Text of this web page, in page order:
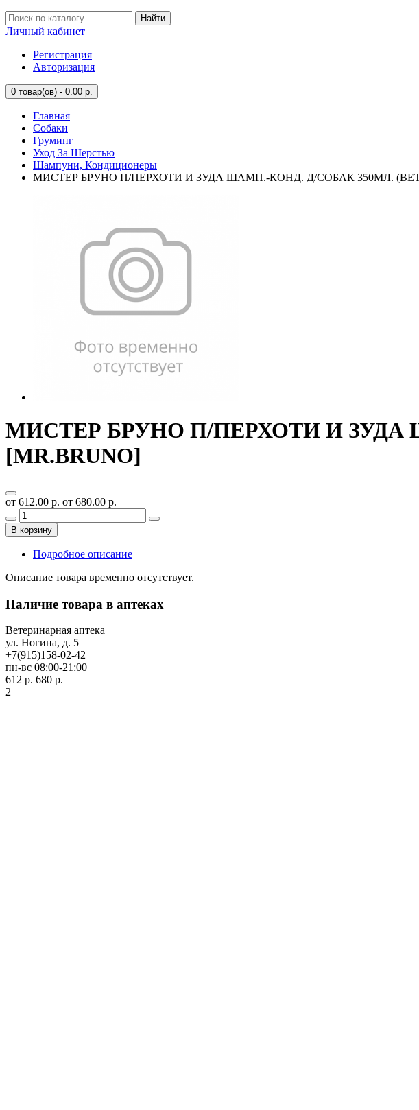
Найти
Личный кабинет
Регистрация
Авторизация
0 товар(ов) - 0.00 р.
Главная
Собаки
Груминг
Уход За Шерстью
Шампуни, Кондиционеры
МИСТЕР БРУНО П/ПЕРХОТИ И ЗУДА ШАМП.-КОНД. Д/СОБАК 350МЛ.
МИСТЕР БРУНО П/ПЕРХОТИ И ЗУДА
[MR.BRUNO]
от 612.00 р. от 680.00 р.
В корзину
Подробное описание
Описание товара временно отсутствует.
Наличие товара в аптеках
Ветеринарная аптека
ул. Ногина, д. 5
+7(915)158-02-42
пн-вс 08:00-21:00
612 р. 680 р.
2